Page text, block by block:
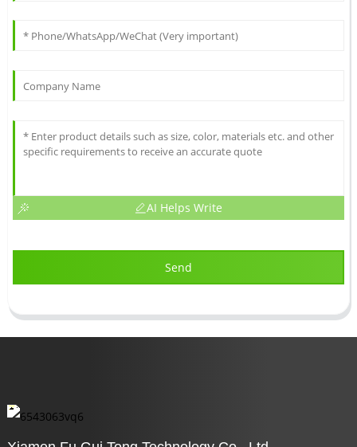
AI Helps Write
Send